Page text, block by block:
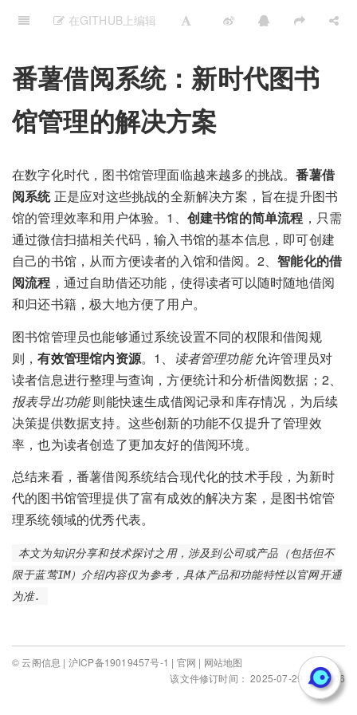
在GITHUB上编辑
番薯借阅系统：新时代图书
馆管理的解决方案
在数字化时代，图书馆管理面临越来越多的挑战。番薯借
阅系统正是应对这些挑战的全新解决方案，旨在提升图书
馆的管理效率和用户体验。1、 创建书馆的简单流程 ，只需
通过微信扫描相关代码，输入书馆的基本信息，即可创建
自己的书馆，从而方便读者的入馆和借阅。2、智能化的借
阅流程 ，通过自助借还功能，使得读者可以随时随地借阅
和归还书籍，极大地方便了用户。
图书馆管理员也能够通过系统设置不同的权限和借阅规
则，有效管理馆内资源。1、 读者管理功能允许管理员对
读者信息进行整理与查询，方便统计和分析借阅数据；2、
报表导出功能则能快速生成借阅记录和库存情况，为后续
决策提供数据支持。这些创新的功能不仅提升了管理效
率，也为读者创造了更加友好的借阅环境。
总结来看，番薯借阅系统结合现代化的技术手段，为新时
代的图书馆管理提供了富有成效的解决方案，是图书馆管
理系统领域的优秀代表。
本文为知识分享和技术探讨之用，涉及到公司或产品（包括但不
限于蓝莺IM）介绍内容仅为参考，具体产品和功能特性以官网开通
为准.
© 云阁信息 | 沪ICP备19019457号-1 | 官网 | 网站地图
该文件修订时间： 2025-07-29 23:01:06